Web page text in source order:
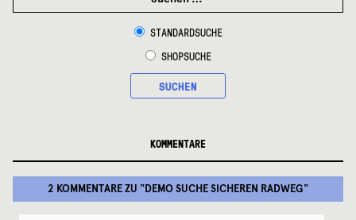
STANDARDSUCHE
SHOPSUCHE
SUCHEN
KOMMENTARE
2 KOMMENTAREZU "DEMO SUCHE SICHEREN RADWEG"